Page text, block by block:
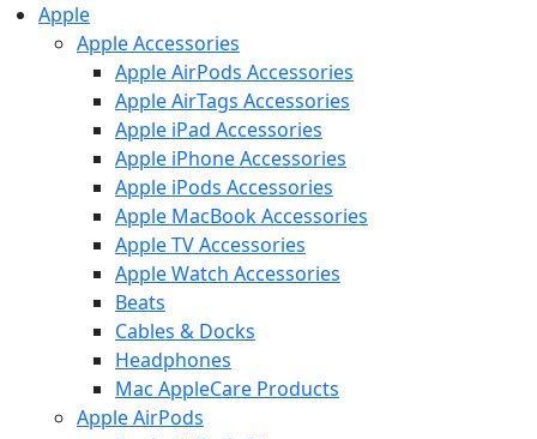
Apple
Apple Accessories
Apple AirPods Accessories
Apple AirTags Accessories
Apple iPad Accessories
Apple iPhone Accessories
Apple iPods Accessories
Apple MacBook Accessories
Apple TV Accessories
Apple Watch Accessories
Beats
Cables & Docks
Headphones
Mac AppleCare Products
Apple AirPods